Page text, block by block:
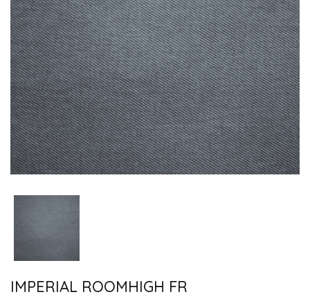
IMPERIAL ROOMHIGH FR